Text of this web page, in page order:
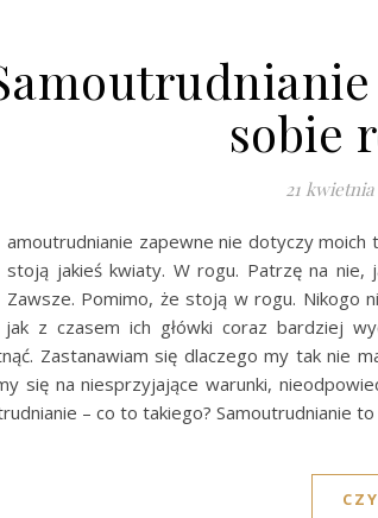
sobie
21 kwietnia
amoutrudnianie zapewne nie dotyczy
stoją jakieś kwiaty. W rogu. Patrzę na nie,
Zawsze. Pomimo, że stoją w rogu. Nikogo
jak z czasem ich główki coraz bardziej
Zastanawiam się dlaczego my tak nie
się na niesprzyjające warunki,
– co to takiego? Samoutrudnianie